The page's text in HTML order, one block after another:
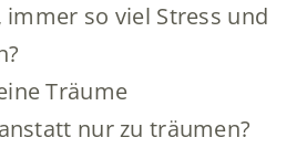
immer so viel Stress und
Träume
nur zu träumen?